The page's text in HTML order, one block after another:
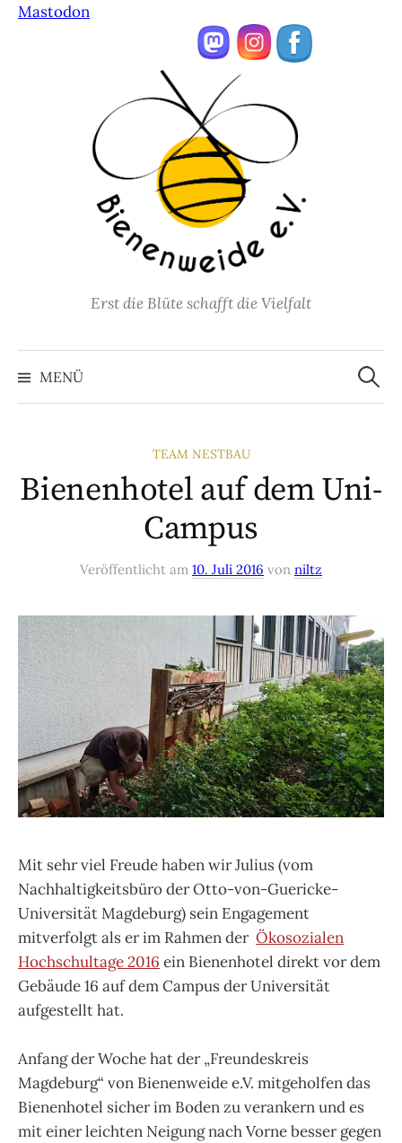
Mastodon
Erst die Blüte schafft die Vielfalt
MENÜ
Suche
nach:
TEAM NESTBAU
Bienenhotel auf dem Uni-
Campus
Veröffentlicht am 10. Juli 2016 von niltz
Mit sehr viel Freude haben wir Julius (vom
Nachhaltigkeitsbüro der Otto-von-Guericke-
Universität Magdeburg) sein Engagement
mitverfolgt als er im Rahmen der Ökosozialen
Hochschultage 2016 ein Bienenhotel direkt vor dem
Gebäude 16 auf dem Campus der Universität
aufgestellt hat.
Anfang der Woche hat der „Freundeskreis
Magdeburg“ von Bienenweide e.V. mitgeholfen das
Bienenhotel sicher im Boden zu verankern und es
mit einer leichten Neigung nach Vorne besser gegen